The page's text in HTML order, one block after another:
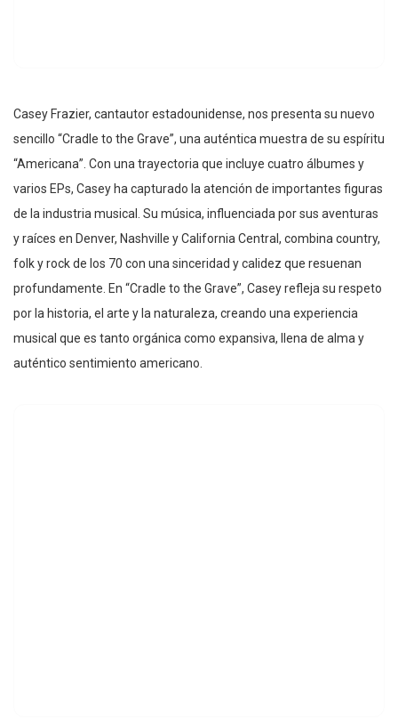
Casey Frazier, cantautor estadounidense, nos presenta su nuevo
sencillo “Cradle to the Grave”, una auténtica muestra de su espíritu
“Americana”. Con una trayectoria que incluye cuatro álbumes y
varios EPs, Casey ha capturado la atención de importantes figuras
de la industria musical. Su música, influenciada por sus aventuras
y raíces en Denver, Nashville y California Central, combina country,
folk y rock de los 70 con una sinceridad y calidez que resuenan
profundamente. En “Cradle to the Grave”, Casey refleja su respeto
por la historia, el arte y la naturaleza, creando una experiencia
musical que es tanto orgánica como expansiva, llena de alma y
auténtico sentimiento americano.